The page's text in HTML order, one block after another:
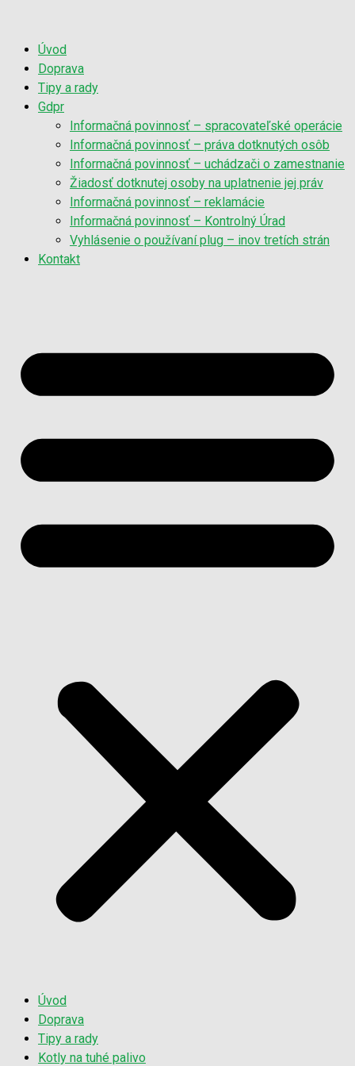
Úvod
Doprava
Tipy a rady
Gdpr
Informačná povinnosť – spracovateľské operácie
Informačná povinnosť – práva dotknutých osôb
Informačná povinnosť – uchádzači o zamestnanie
Žiadosť dotknutej osoby na uplatnenie jej práv
Informačná povinnosť – reklamácie
Informačná povinnosť – Kontrolný Úrad
Vyhlásenie o používaní plug – inov tretích strán
Kontakt
Úvod
Doprava
Tipy a rady
Kotly na tuhé palivo